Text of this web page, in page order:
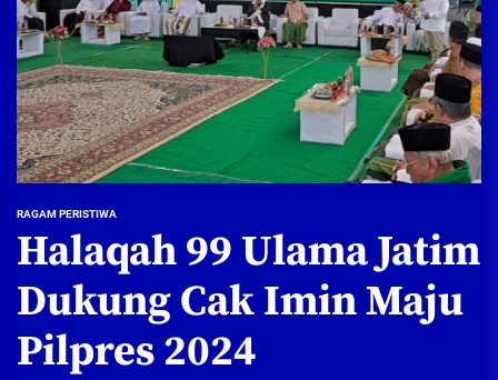
RAGAM PERISTIWA
Halaqah 99 Ulama Jatim
Dukung Cak Imin Maju
Pilpres 2024